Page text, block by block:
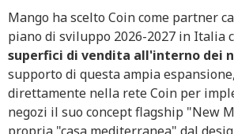
Mango ha scelto Coin come partner
piano di sviluppo 2026-2027 in Italia
superfici di vendita all'interno dei
supporto di questa ampia
direttamente nella rete Coin per
negozi il suo concept flagship "New
propria "casa mediterranea" dal